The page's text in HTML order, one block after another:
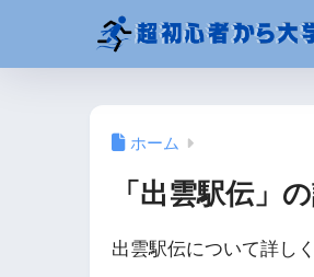
ホーム
「出雲駅伝」
出雲駅伝について詳し